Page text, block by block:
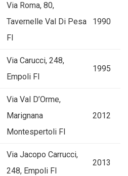
Via Roma, 80,
Tavernelle Val Di Pesa
FI
1990
Via Carucci, 248,
Empoli FI
1995
Via Val D’Orme,
Marignana
Montespertoli FI
2012
Via Jacopo Carrucci,
248, Empoli FI
2013